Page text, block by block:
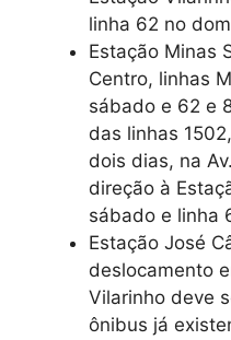
linha 62 no
Estação Minas
Centro, linhas
sábado e 62 e
das linhas
dois dias, na
direção à
sábado e linha
Estação José
deslocamento
Vilarinho deve
ônibus já